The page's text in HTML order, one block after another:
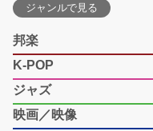
ジャンルで見る
邦楽
K-POP
ジャズ
映画／映像